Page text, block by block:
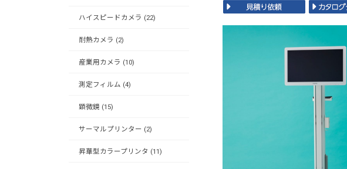
ハイスピードカメラ (22)
耐熱カメラ (2)
産業用カメラ (10)
測定フィルム (4)
顕微鏡 (15)
サーマルプリンター (2)
昇華型カラープリンタ (11)